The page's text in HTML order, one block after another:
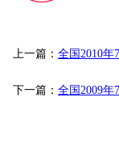
上一篇： 全国2010年
下一篇： 全国2009年